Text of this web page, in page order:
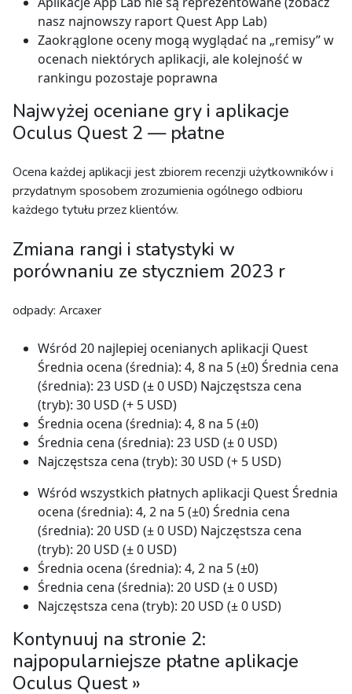
nasz najnowszy raport Quest App Lab)
Zaokrąglone oceny mogą wyglądać na „remisy” w
ocenach niektórych aplikacji, ale kolejność w
rankingu pozostaje poprawna
Najwyżej oceniane gry i aplikacje
Oculus Quest 2 — płatne
Ocena każdej aplikacji jest zbiorem recenzji użytkowników i
przydatnym sposobem zrozumienia ogólnego odbioru
każdego tytułu przez klientów.
Zmiana rangi i statystyki w
porównaniu ze styczniem 2023 r
odpady: Arcaxer
Wśród 20 najlepiej ocenianych aplikacji Quest
Średnia ocena (średnia): 4, 8 na 5 (±0) Średnia cena
(średnia): 23 USD (± 0 USD) Najczęstsza cena
(tryb): 30 USD (+ 5 USD)
Średnia ocena (średnia): 4, 8 na 5 (±0)
Średnia cena (średnia): 23 USD (± 0 USD)
Najczęstsza cena (tryb): 30 USD (+ 5 USD)
Wśród wszystkich płatnych aplikacji Quest Średnia
ocena (średnia): 4, 2 na 5 (±0) Średnia cena
(średnia): 20 USD (± 0 USD) Najczęstsza cena
(tryb): 20 USD (± 0 USD)
Średnia ocena (średnia): 4, 2 na 5 (±0)
Średnia cena (średnia): 20 USD (± 0 USD)
Najczęstsza cena (tryb): 20 USD (± 0 USD)
Kontynuuj na stronie 2:
najpopularniejsze płatne aplikacje
Oculus Quest »